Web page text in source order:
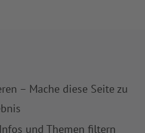
– Mache diese Seite zu
und Themen filtern